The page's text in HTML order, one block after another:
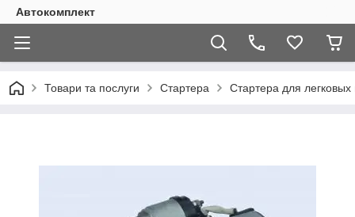
Автокомплект
Товари та послуги Стартера Стартера для